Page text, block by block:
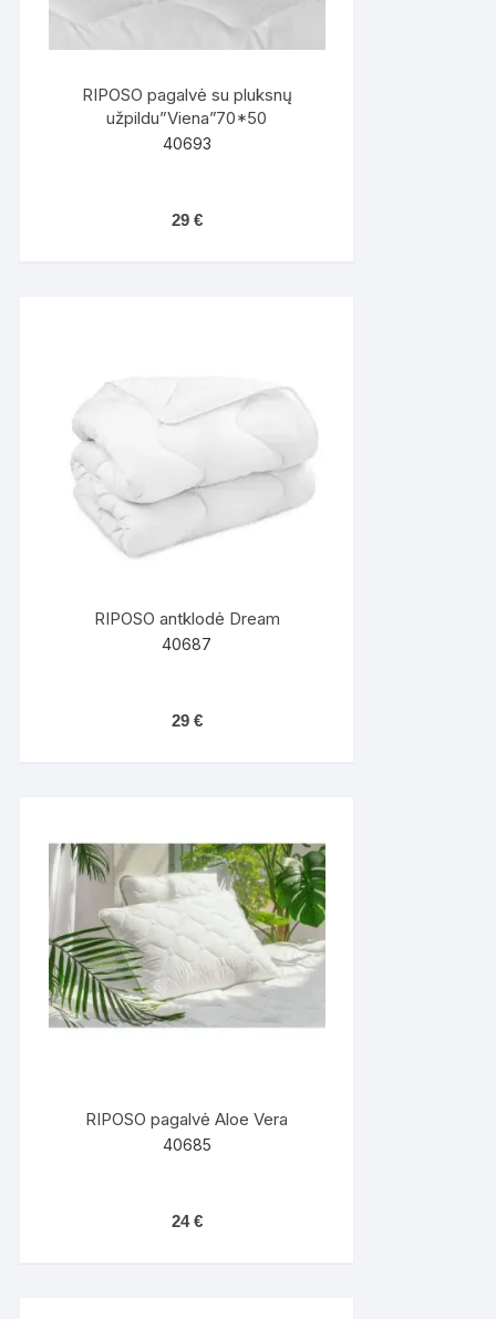
RIPOSO pagalvė su pluksnų
užpildu”Viena”70*50
40693
29 €
RIPOSO antklodė Dream
40687
29 €
RIPOSO pagalvė Aloe Vera
40685
24€